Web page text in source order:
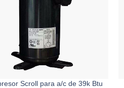
Scroll para a/c de 39k Btu